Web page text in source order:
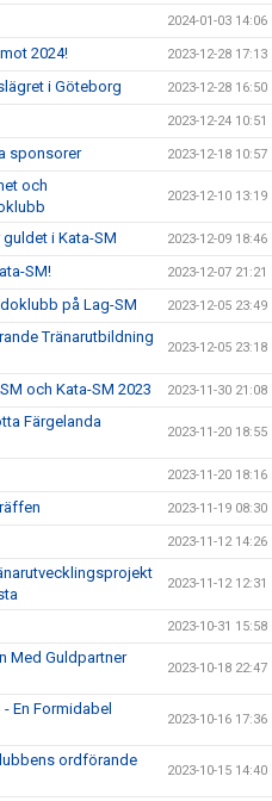
2024-01-03 14:06
2024! 2023-12-28 17:13
i Göteborg 2023-12-28 16:50
2023-12-24 10:51
sponsorer 2023-12-18 10:57
och
2023-12-10 13:19
i Kata-SM 2023-12-09 18:46
SM! 2023-12-07 21:21
på Lag-SM 2023-12-05 23:49
Tränarutbildning
2023-12-05 23:18
och Kata-SM 2023 2023-11-30 21:08
Färgelanda
2023-11-20 18:55
2023-11-20 18:16
2023-11-19 08:30
2023-11-12 14:26
2023-11-12 12:31
2023-10-31 15:58
Med Guldpartner
2023-10-18 22:47
En Formidabel
2023-10-16 17:36
ordförande
2023-10-15 14:40